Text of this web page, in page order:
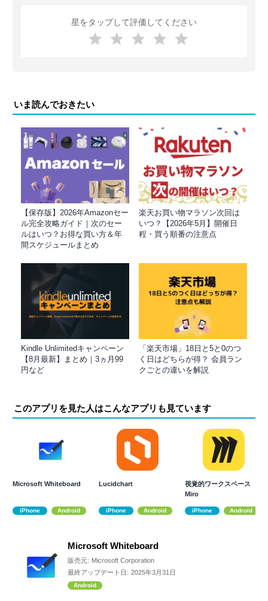
星をタップして評価してください
いま読んでおきたい
【保存版】2026年Amazonセー
ル完全攻略ガイド｜次のセー
ルはいつ？お得な買い方＆年
間スケジュールまとめ
楽天お買い物マラソン次回は
いつ？【2026年5月】開催日
程・買う順番の注意点
Kindle Unlimitedキャンペーン
【8月最新】まとめ｜3ヵ月99
円など
「楽天市場」18日と5と0のつ
く日はどちらが得？ 会員ラン
クごとの違いを解説
このアプリを見た人はこんなアプリも見ています
Microsoft Whiteboard
iPhone Android
Lucidchart
iPhone Android
視覚的ワークスペース
Miro
iPhone Android
Microsoft Whiteboard
販売元: Microsoft Corporation
最終アップデート日: 2025年3月31日
Android